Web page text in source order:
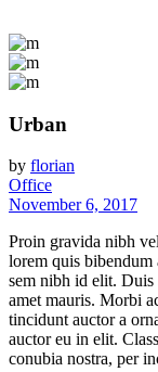
Urban
by florian
Office
November 6, 2017
Proin gravida nibh
lorem quis bibendum
sem nibh id elit. Duis
amet mauris. Morbi
tincidunt auctor a
auctor eu in elit.
conubia nostra, per